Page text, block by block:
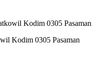
Kodim 0305 Pasaman